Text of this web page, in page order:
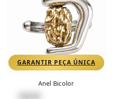
GARANTIR PEÇA ÚNICA
Anel Bicolor